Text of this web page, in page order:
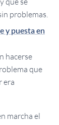
problemas.
y puesta en
hacerse
que
era
marcha el